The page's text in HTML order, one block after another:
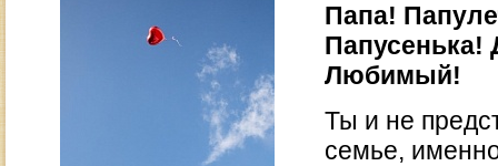
Папа!
Папусенька!
Любимый!
Ты и не
семье,